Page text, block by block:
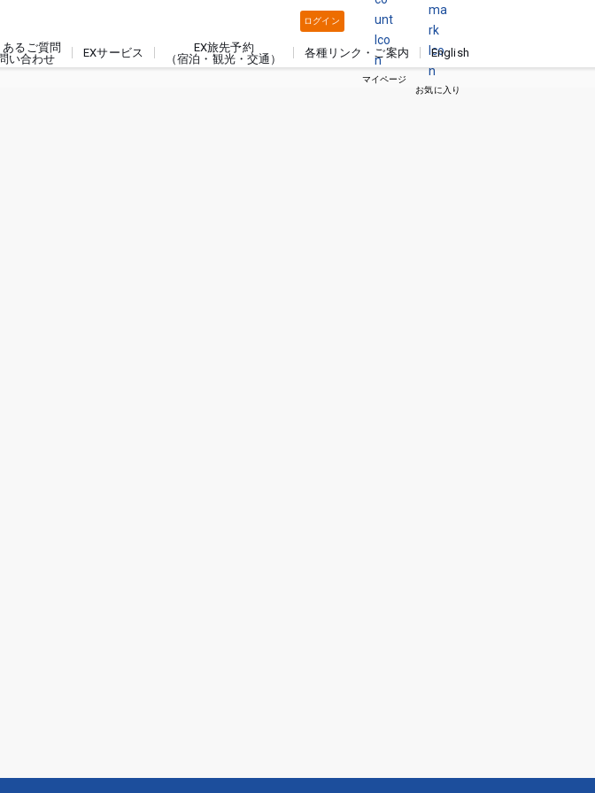
ログイン
マイページ
お気に入り
あるご質問
い合わせ
EXサービス
EX旅先予約
（宿泊・観光・交通）
各種リンク・ご案内 English